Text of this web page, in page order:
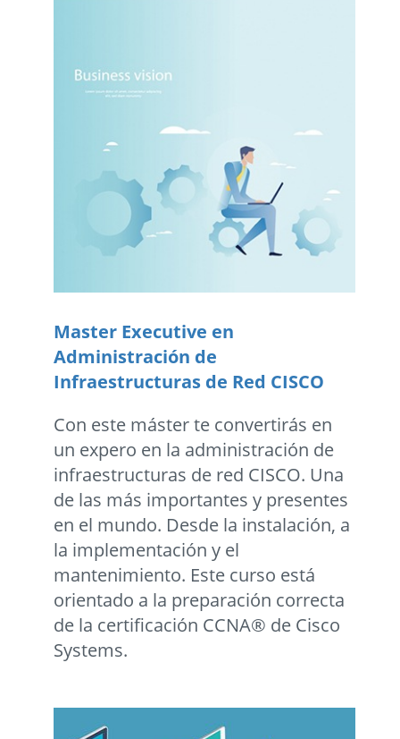
Master Executive en
Administración de
Infraestructuras de Red CISCO
Con este máster te convertirás en
un expero en la administración de
infraestructuras de red CISCO. Una
de las más importantes y presentes
en el mundo. Desde la instalación, a
la implementación y el
mantenimiento. Este curso está
orientado a la preparación correcta
de la certificación CCNA® de Cisco
Systems.